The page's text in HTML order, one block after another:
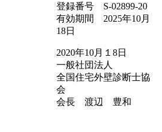
登録番号 S-02899-20
有効期間 2025年10月
18日
2020年10月１8日
一般社団法人
全国住宅外壁診断士協
会
会長 渡辺 豊和